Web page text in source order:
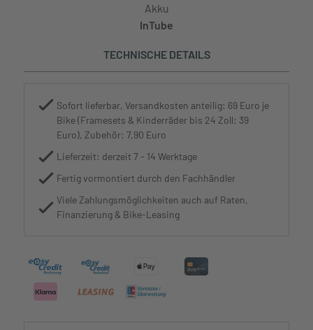
Akku
InTube
TECHNISCHE DETAILS
Sofort lieferbar, Versandkosten anteilig: 69 Euro je
Bike (Framesets & Kinderräder bis 24 Zoll: 39
Euro), Zubehör: 7,90 Euro
Lieferzeit: derzeit 7 - 14 Werktage
Fertig vormontiert durch den Fachhändler
Viele Zahlungsmöglichkeiten auch auf Raten,
Finanzierung & Bike-Leasing